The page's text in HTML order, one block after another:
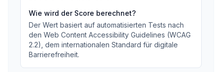
Wie wird der Score berechnet?
Der Wert basiert auf automatisierten Tests nach
den Web Content Accessibility Guidelines (WCAG
2.2), dem internationalen Standard für digitale
Barrierefreiheit.